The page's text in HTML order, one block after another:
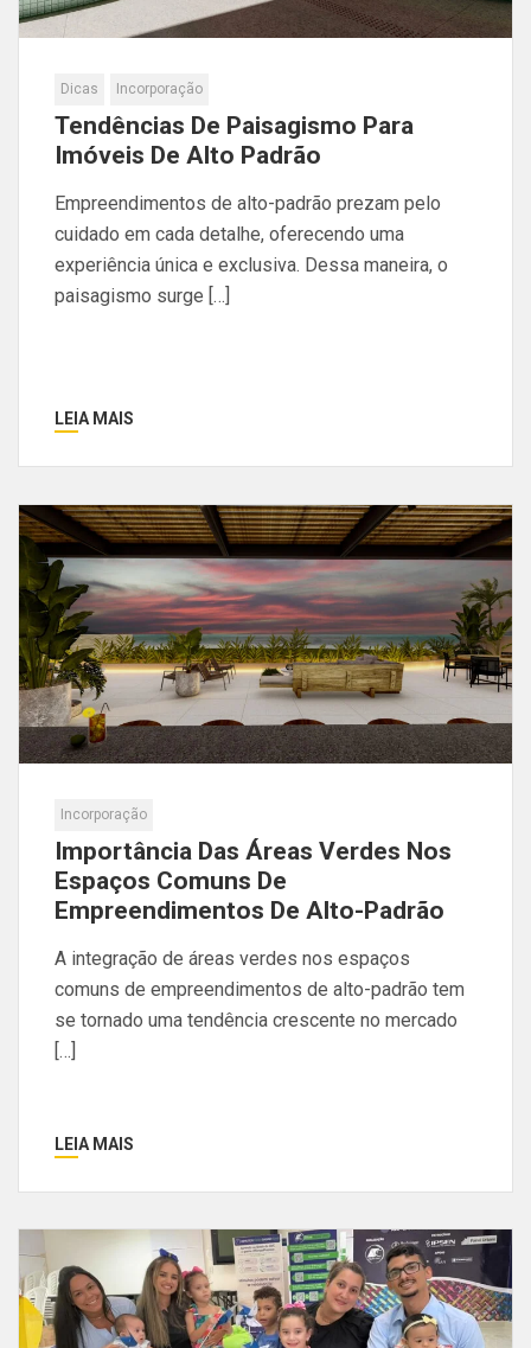
Dicas Incorporação
Tendências De Paisagismo Para
Imóveis De Alto Padrão
Empreendimentos de alto-padrão prezam pelo
cuidado em cada detalhe, oferecendo uma
experiência única e exclusiva. Dessa maneira, o
paisagismo surge […]
LEIA MAIS
Incorporação
Importância Das Áreas Verdes Nos
Espaços Comuns De
Empreendimentos De Alto-Padrão
A integração de áreas verdes nos espaços
comuns de empreendimentos de alto-padrão tem
se tornado uma tendência crescente no mercado
[…]
LEIA MAIS